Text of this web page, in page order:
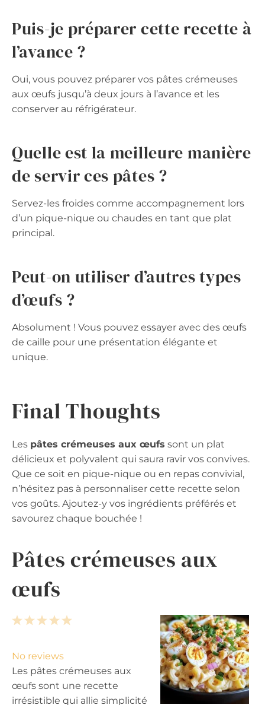
Puis-je préparer cette recette à
l’avance ?
Oui, vous pouvez préparer vos pâtes crémeuses
aux œufs jusqu’à deux jours à l’avance et les
conserver au réfrigérateur.
Quelle est la meilleure manière
de servir ces pâtes ?
Servez-les froides comme accompagnement lors
d’un pique-nique ou chaudes en tant que plat
principal.
Peut-on utiliser d’autres types
d’œufs ?
Absolument ! Vous pouvez essayer avec des œufs
de caille pour une présentation élégante et
unique.
Final Thoughts
Les pâtes crémeuses aux œufs sont un plat
délicieux et polyvalent qui saura ravir vos convives.
Que ce soit en pique-nique ou en repas convivial,
n’hésitez pas à personnaliser cette recette selon
vos goûts. Ajoutez-y vos ingrédients préférés et
savourez chaque bouchée !
Pâtes crémeuses aux
œufs
5
a
r
s
4
t
a
r
3
t
a
r
s
2
t
a
r
s
1
t
a
r
No reviews
Les pâtes crémeuses aux
œufs sont une recette
irrésistible qui allie simplicité